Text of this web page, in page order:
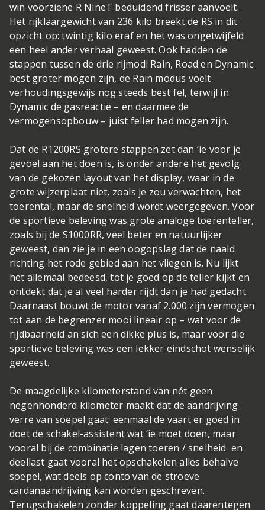
win voorziene R NineT beduidend frisser aanvoelt.
Het rijklaargewicht van 236 kilo breekt de RS in dit
opzicht op: twintig kilo eraf en het was ongetwijfeld
een heel ander verhaal geweest. Ook hadden de
stappen tussen de drie rijmodi Rain, Road en Dynamic
best groter mogen zijn, de Rain modus voelt
verhoudingsgewijs nog steeds best fel, terwijl in
Dynamic de gasreactie – en daarmee de
vermogensopbouw – juist feller had mogen zijn.
Dat de R1200RS grotere stappen zet dan ‘ie voor je
gevoel aan het doen is, is onder andere het gevolg
van de gekozen layout van het display, waar in de
grote wijzerplaat niet, zoals je zou verwachten, het
toerental, maar de snelheid wordt weergegeven. Voor
de sportieve beleving was grote analoge toerenteller,
zoals bij de S1000RR, veel beter en natuurlijker
geweest, dan zie je in een oogopslag dat de naald
richting het rode gebied aan het vliegen is. Nu lijkt
het allemaal bedeesd, tot je goed op de teller kijkt en
ontdekt dat je al veel harder rijdt dan je had gedacht.
Daarnaast bouwt de motor vanaf 2.000 zijn vermogen
tot aan de begrenzer mooi lineair op – wat voor de
rijdbaarheid an sich een dikke plus is, maar voor die
sportieve beleving was een lekker eindschot wenselijk
geweest.
De maagdelijke kilometerstand van nét geen
negenhonderd kilometer maakt dat de aandrijving
verre van soepel gaat: eenmaal de vaart er goed in
doet de schakel-assistent wat ‘ie moet doen, maar
vooral bij de combinatie lagen toeren / snelheid en
deellast gaat vooral het opschakelen alles behalve
soepel, wat deels op conto van de stroeve
cardanaandrijving kan worden geschreven.
Terugschakelen zonder koppeling gaat daarentegen